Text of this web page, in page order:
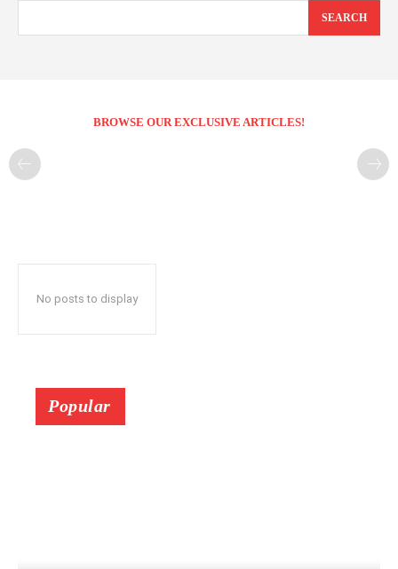
SEARCH
BROWSE OUR EXCLUSIVE ARTICLES!
No posts to display
Popular